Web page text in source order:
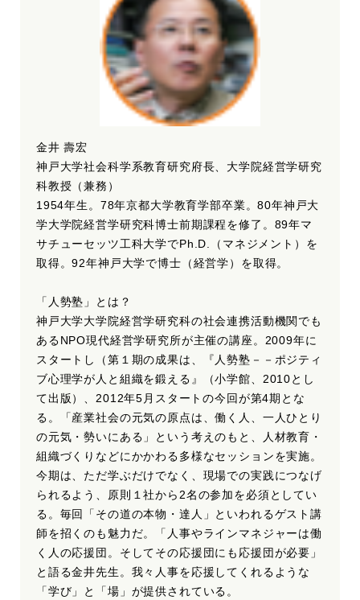
金井 壽宏
神戸大学社会科学系教育研究府長、大学院経営学研究
科教授（兼務）
1954年生。78年京都大学教育学部卒業。80年神戸大
学大学院経営学研究科博士前期課程を修了。89年マ
サチューセッツ工科大学でPh.D.（マネジメント）を
取得。92年神戸大学で博士（経営学）を取得。
「人勢塾」とは？
神戸大学大学院経営学研究科の社会連携活動機関でも
あるNPO現代経営学研究所が主催の講座。2009年に
スタートし（第１期の成果は、『人勢塾－－ポジティ
ブ心理学が人と組織を鍛える』（小学館、2010とし
て出版）、2012年5月スタートの今回が第4期とな
る。「産業社会の元気の原点は、働く人、一人ひとり
の元気・勢いにある」という考えのもと、人材教育・
組織づくりなどにかかわる多様なセッションを実施。
今期は、ただ学ぶだけでなく、現場での実践につなげ
られるよう、原則１社から2名の参加を必須としてい
る。毎回「その道の本物・達人」といわれるゲスト講
師を招くのも魅力だ。「人事やラインマネジャーは働
く人の応援団。そしてその応援団にも応援団が必要」
と語る金井先生。我々人事を応援してくれるような
「学び」と「場」が提供されている。